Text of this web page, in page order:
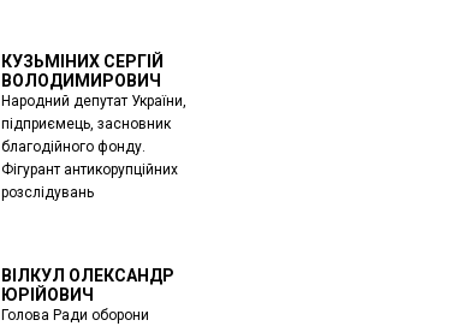
КУЗЬМІНИХ СЕРГІЙ
ВОЛОДИМИРОВИЧ
Народний депутат України,
підприємець, засновник
благодійного фонду.
Фігурант антикорупційних
розслідувань
ВІЛКУЛ ОЛЕКСАНДР
ЮРІЙОВИЧ
Голова Ради оборони